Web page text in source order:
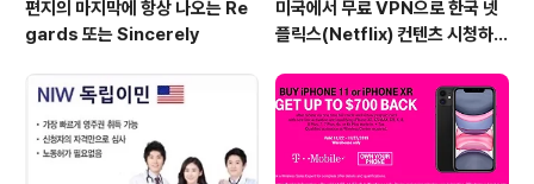
편지의 마지막에 항상 나오는 Re
gards 또는 Sincerely
미국에서 무료 VPN으로 한국 넷
플릭스(Netflix) 컨텐츠 시청하는
도 가능)